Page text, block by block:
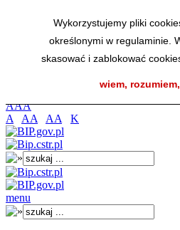
Wykorzystujemy pliki
określonymi w regulaminie.
skasować i zablokować
wiem,
Przejdź do menu głównego
Przejdź do menu dolnego
Przejdź do mapy strony
Przejdź do wyszukiwarki
AAA
A
AA AA K
menu